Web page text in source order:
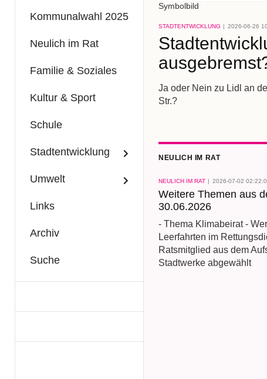
Kommunalwahl 2025
Neulich im Rat
Familie & Soziales
Kultur & Sport
Schule
Stadtentwicklung
Umwelt
Links
Archiv
Suche
Symbolbild
STADTENTWICKLUNG 2026-06-26
Ja oder Nein zu Lidl an
Str.?
NEULICH IM RAT
NEULICH IM RAT 2026-07-02
Weitere Themen aus
30.06.2026
- Thema Klimabeirat -
Leerfahrten im
Ratsmitglied aus dem
Stadtwerke abgewählt